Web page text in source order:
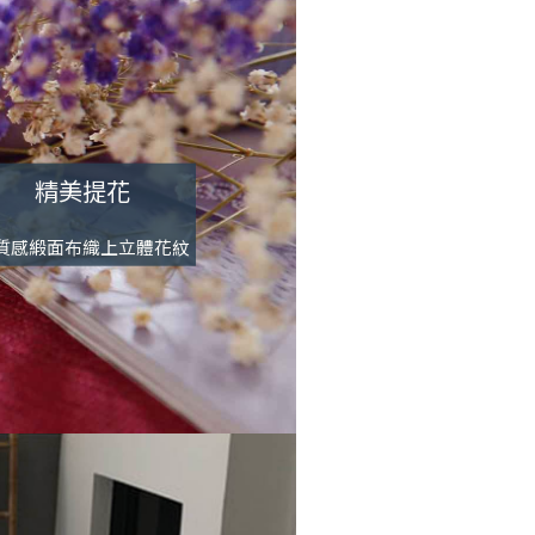
精美提花
感緞面布織上立體花紋